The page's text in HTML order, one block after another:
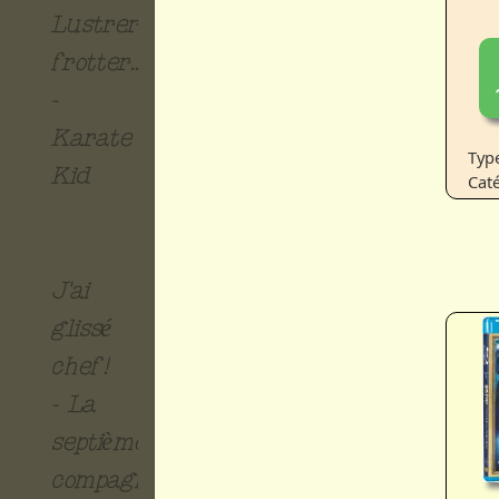
Lustrer...
frotter...
Karate
Kid
J'ai
glissé
chef!
- La
septième
compagnie